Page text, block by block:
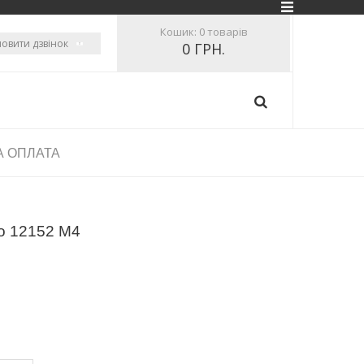
дзвінок
Кошик: 0 товарів
0 ГРН.
ОПЛАТА
12152 M4